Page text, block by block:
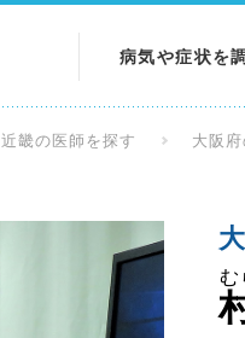
病気や症状を
検査を調べる
近畿の医師を探す 大阪
む